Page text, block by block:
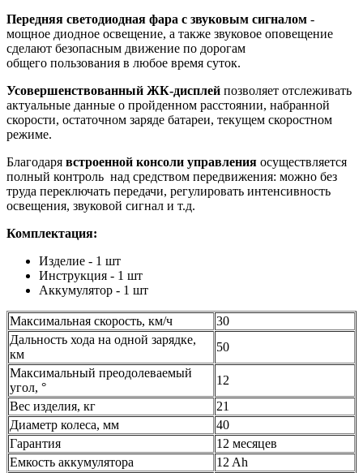
Передняя светодиодная фара с звуковым сигналом -
мощное диодное освещение, а также звуковое оповещение
сделают безопасным движение по дорогам
общего пользования в любое время суток.
Усовершенствованный ЖК-дисплей позволяет отслеживать
актуальные данные о пройденном расстоянии, набранной
скорости, остаточном заряде батареи, текущем скоростном
режиме.
Благодаря встроенной консоли управления осуществляется
полный контроль над средством передвижения: можно без
труда переключать передачи, регулировать интенсивность
освещения, звуковой сигнал и т.д.
Комплектация:
Изделие - 1 шт
Инструкция - 1 шт
Аккумулятор - 1 шт
Максимальная скорость, км/ч
30
Дальность хода на одной зарядке,
км
50
Максимальный преодолеваемый
угол, °
12
Вес изделия, кг
21
Диаметр колеса, мм
40
Гарантия
12 месяцев
Емкость аккумулятора
12 Ah